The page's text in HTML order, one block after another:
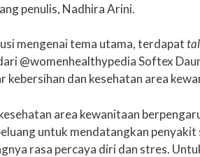
penulis, Nadhira Arini.
mengenai tema utama, terdapat
@womenhealthypedia Softex
kebersihan dan kesehatan area
area kewanitaan
untuk mendatangkan
rasa percaya diri dan stres.